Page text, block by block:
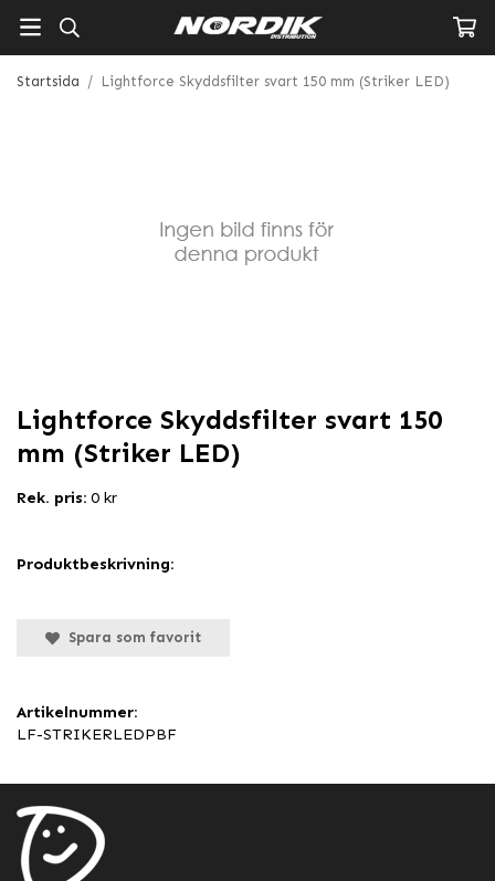
Startsida / Lightforce Skyddsfilter svart 150 mm (Striker LED)
Lightforce Skyddsfilter svart 150
mm (Striker LED)
Rek. pris: 0 kr
Produktbeskrivning:
Spara som favorit
Artikelnummer:
LF-STRIKERLEDPBF